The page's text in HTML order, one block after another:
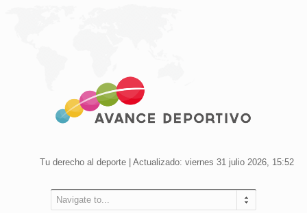
Tu derecho al deporte | Actualizado: viernes 31 julio 2026, 15:52
Navigate to...